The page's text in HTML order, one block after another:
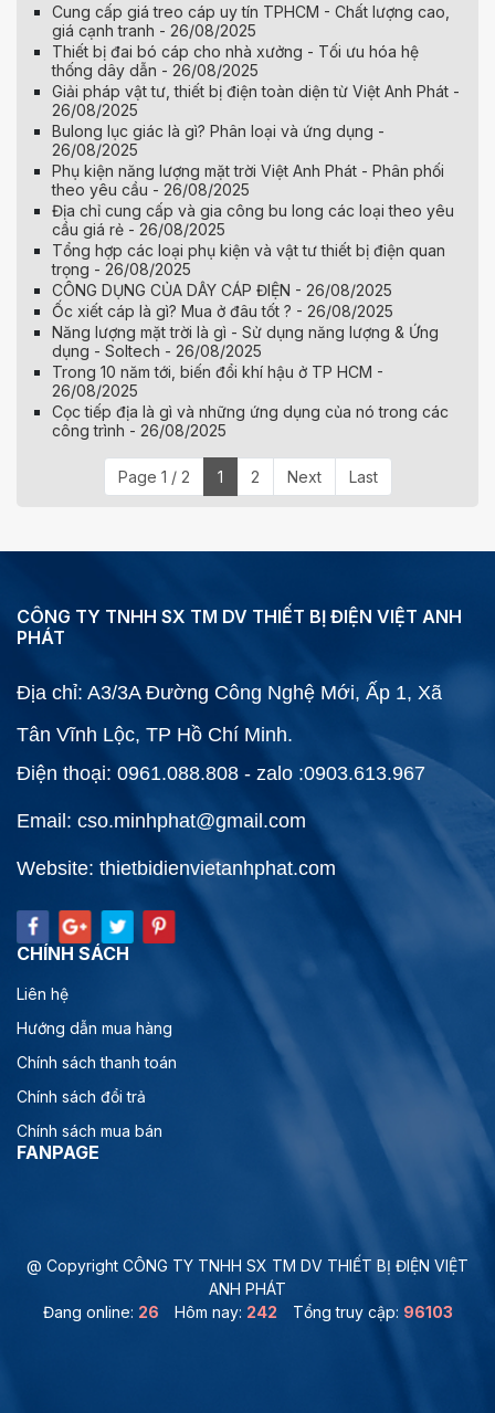
Cung cấp giá treo cáp uy tín TPHCM - Chất lượng cao,
giá cạnh tranh - 26/08/2025
Thiết bị đai bó cáp cho nhà xưởng - Tối ưu hóa hệ
thống dây dẫn - 26/08/2025
Giải pháp vật tư, thiết bị điện toàn diện từ Việt Anh Phát -
26/08/2025
Bulong lục giác là gì? Phân loại và ứng dụng -
26/08/2025
Phụ kiện năng lượng mặt trời Việt Anh Phát - Phân phối
theo yêu cầu - 26/08/2025
Địa chỉ cung cấp và gia công bu long các loại theo yêu
cầu giá rẻ - 26/08/2025
Tổng hợp các loại phụ kiện và vật tư thiết bị điện quan
trọng - 26/08/2025
CÔNG DỤNG CỦA DÂY CÁP ĐIỆN - 26/08/2025
Ốc xiết cáp là gì? Mua ở đâu tốt ? - 26/08/2025
Năng lượng mặt trời là gì - Sử dụng năng lượng & Ứng
dụng - Soltech - 26/08/2025
Trong 10 năm tới, biến đổi khí hậu ở TP HCM -
26/08/2025
Cọc tiếp địa là gì và những ứng dụng của nó trong các
công trình - 26/08/2025
Page 1 / 2 1 2 Next Last
CÔNG TY TNHH SX TM DV THIẾT BỊ ĐIỆN VIỆT ANH
PHÁT
Địa chỉ: A3/3A Đường Công Nghệ Mới, Ấp 1, Xã
Tân Vĩnh Lộc, TP Hồ Chí Minh.
Điện thoại: 0961.088.808 - zalo :0903.613.967
Email: cso.minhphat@gmail.com
Website: thietbidienvietanhphat.com
CHÍNH SÁCH
Liên hệ
Hướng dẫn mua hàng
Chính sách thanh toán
Chính sách đổi trả
Chính sách mua bán
FANPAGE
@ Copyright CÔNG TY TNHH SX TM DV THIẾT BỊ ĐIỆN VIỆT
ANH PHÁT
Đang online: 26 Hôm nay: 242 Tổng truy cập: 96103